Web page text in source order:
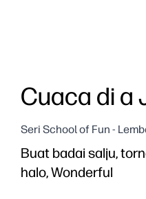
Cuaca di a
Seri School of Fun -
Buat badai salju,
halo, Wonderful